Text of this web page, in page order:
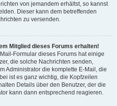
von jemandem erhältst, so kannst
Dieser kann dem betreffenden
zu versenden.
Mitglied dieses Forums erhalten!
Formular dieses Forums hat einige
die solche Nachrichten senden,
Administrator die komplette E-Mail, die
ist es ganz wichtig, die Kopfzeilen
Details über den Benutzer, der die
kann dann entsprechend reagieren.